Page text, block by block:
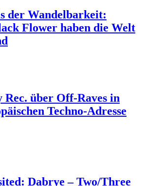
der Wandelbarkeit:
Flower haben die Welt
über Off-Raves in
Techno-Adresse
Dabrye – Two/Three